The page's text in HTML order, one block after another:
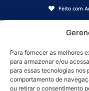
Para fornecer as melhores
para armazenar e/ou
para essas tecnologias nos
comportamento de
ou retirar o consentimento
Feito com